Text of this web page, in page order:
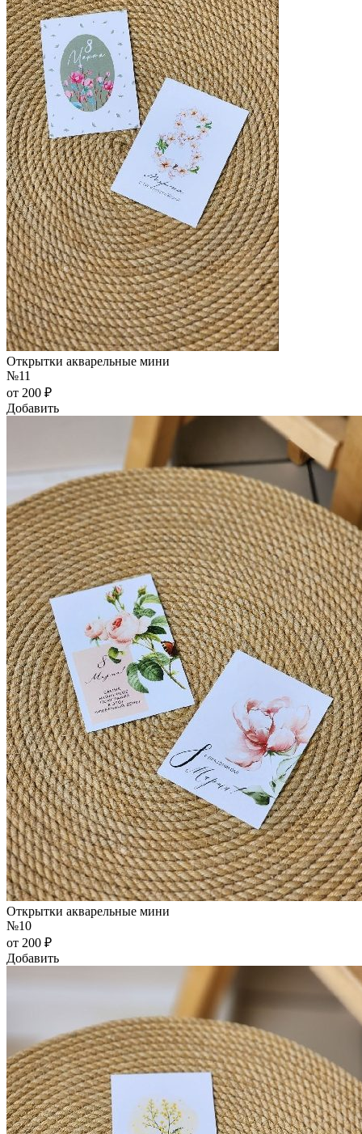
Открытки акварельные мини
№11
от 200 ₽
Добавить
Открытки акварельные мини
№10
от 200 ₽
Добавить